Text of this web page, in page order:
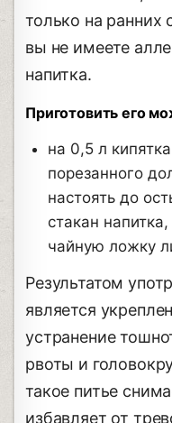
только на ранних
вы не имеете
напитка.
Приготовить его
на 0,5 л
порезанного
настоять до
стакан
чайную ложку
Результатом
является
устранение
рвоты и
такое питье
избавляет от